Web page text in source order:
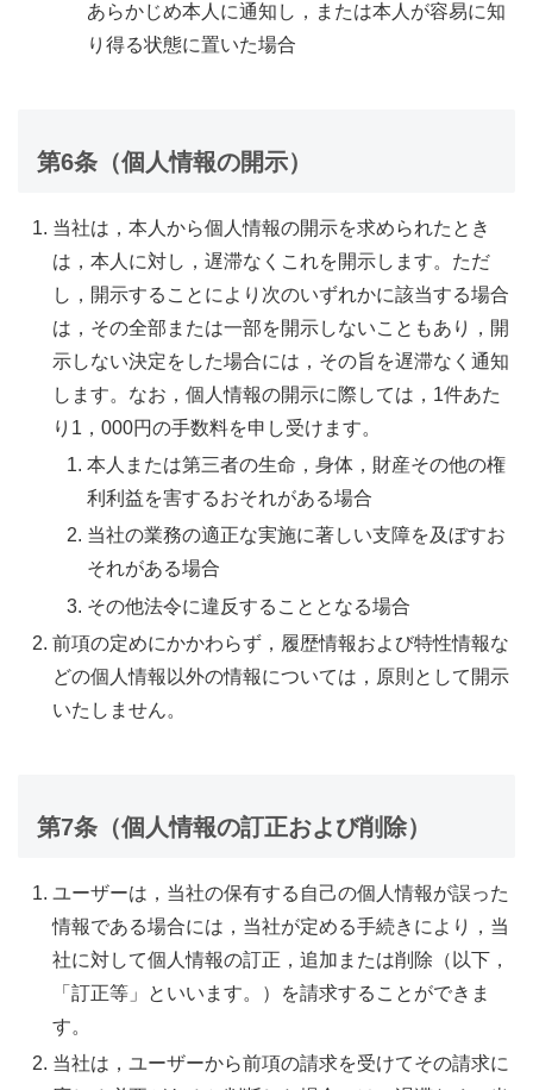
あらかじめ本人に通知し，または本人が容易に知
り得る状態に置いた場合
第6条（個人情報の開示）
当社は，本人から個人情報の開示を求められたとき
は，本人に対し，遅滞なくこれを開示します。ただ
し，開示することにより次のいずれかに該当する場合
は，その全部または一部を開示しないこともあり，開
示しない決定をした場合には，その旨を遅滞なく通知
します。なお，個人情報の開示に際しては，1件あた
り1，000円の手数料を申し受けます。
本人または第三者の生命，身体，財産その他の権
利利益を害するおそれがある場合
当社の業務の適正な実施に著しい支障を及ぼすお
それがある場合
その他法令に違反することとなる場合
前項の定めにかかわらず，履歴情報および特性情報な
どの個人情報以外の情報については，原則として開示
いたしません。
第7条（個人情報の訂正および削除）
ユーザーは，当社の保有する自己の個人情報が誤った
情報である場合には，当社が定める手続きにより，当
社に対して個人情報の訂正，追加または削除（以下，
「訂正等」といいます。）を請求することができま
す。
当社は，ユーザーから前項の請求を受けてその請求に